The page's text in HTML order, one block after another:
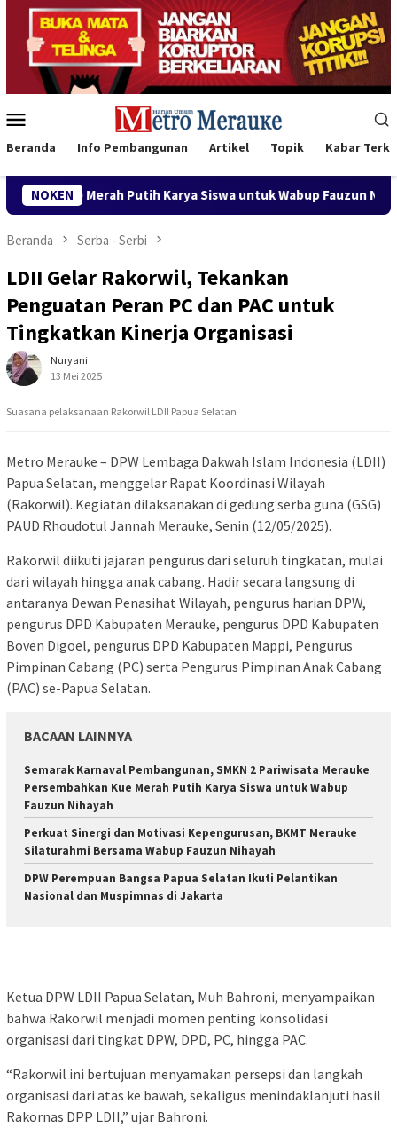
Loncat
konten
Mobile
Beranda Info Pembangunan Artikel Topik Kabar
NOKEN
Putih Karya Siswa untuk Wabup Fauzun Nihayah
Beranda Serba - Serbi
LDII Gelar Rakorwil, Tekankan
Penguatan Peran PC dan PAC untuk
Tingkatkan Kinerja Organisasi
Nuryani
13 Mei 2025
Suasana pelaksanaan Rakorwil LDII Papua Selatan
Metro Merauke – DPW Lembaga Dakwah Islam Indonesia (LDII)
Papua Selatan, menggelar Rapat Koordinasi Wilayah
(Rakorwil). Kegiatan dilaksanakan di gedung serba guna (GSG)
PAUD Rhoudotul Jannah Merauke, Senin (12/05/2025).
Rakorwil diikuti jajaran pengurus dari seluruh tingkatan, mulai
dari wilayah hingga anak cabang. Hadir secara langsung di
antaranya Dewan Penasihat Wilayah, pengurus harian DPW,
pengurus DPD Kabupaten Merauke, pengurus DPD Kabupaten
Boven Digoel, pengurus DPD Kabupaten Mappi, Pengurus
Pimpinan Cabang (PC) serta Pengurus Pimpinan Anak Cabang
(PAC) se-Papua Selatan.
BACAAN LAINNYA
Semarak Karnaval Pembangunan, SMKN 2 Pariwisata Merauke
Persembahkan Kue Merah Putih Karya Siswa untuk Wabup
Fauzun Nihayah
Perkuat Sinergi dan Motivasi Kepengurusan, BKMT Merauke
Silaturahmi Bersama Wabup Fauzun Nihayah
DPW Perempuan Bangsa Papua Selatan Ikuti Pelantikan
Nasional dan Muspimnas di Jakarta
Ketua DPW LDII Papua Selatan, Muh Bahroni, menyampaikan
bahwa Rakorwil menjadi momen penting konsolidasi
organisasi dari tingkat DPW, DPD, PC, hingga PAC.
“Rakorwil ini bertujuan menyamakan persepsi dan langkah
organisasi dari atas ke bawah, sekaligus menindaklanjuti hasil
Rakornas DPP LDII,” ujar Bahroni.